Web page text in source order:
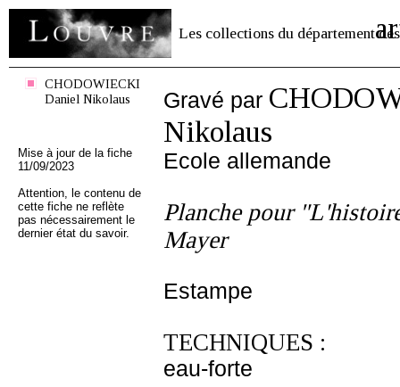
Les collections du département des
CHODOWIECKI
Daniel Nikolaus
Mise à jour de la fiche
11/09/2023
Attention, le contenu de
cette fiche ne reflète
pas nécessairement le
dernier état du savoir.
Gravé par
Nikolaus
Ecole allemande
Planche pour
Mayer
Estampe
TECHNIQUES :
eau-forte